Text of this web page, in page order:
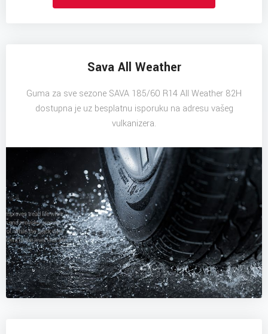
Sava All Weather
Guma za sve sezone SAVA 185/60 R14 All Weather 82H
dostupna je uz besplatnu isporuku na adresu vašeg
vulkanizera.